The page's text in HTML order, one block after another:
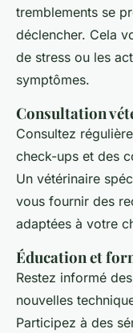
tremblements se
déclencher. Cela
de stress ou les
symptômes.
Consultation
Consultez
check-ups et des
Un vétérinaire
vous fournir des
adaptées à votre
Éducation et
Restez informé
nouvelles
Participez à des